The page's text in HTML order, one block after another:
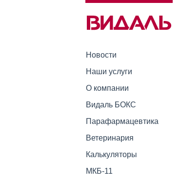
Новости
Наши услуги
О компании
Видаль БОКС
Парафармацевтика
Ветеринария
Калькуляторы
МКБ-11